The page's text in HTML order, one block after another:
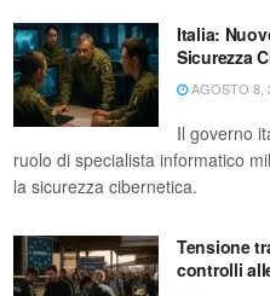
Italia:
Sicurezza
AGOSTO 8,
Il governo
ruolo di specialista informatico
la sicurezza cibernetica.
Tensione
controlli